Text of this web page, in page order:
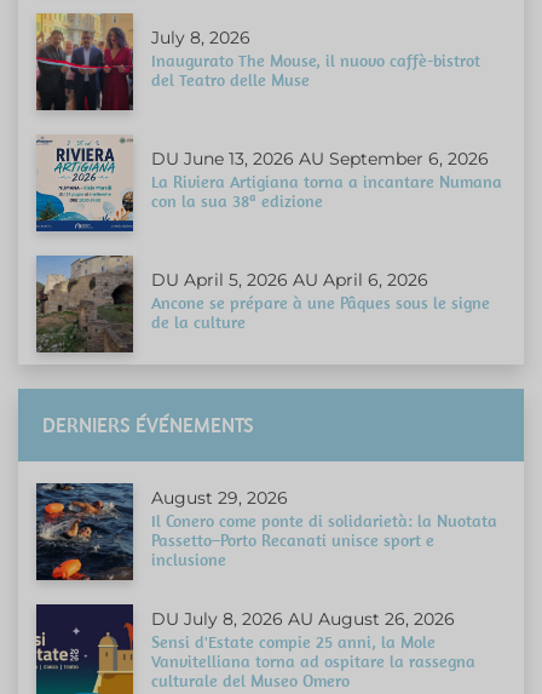
July 8, 2026
Inaugurato The Mouse, il nuovo caffè-bistrot
del Teatro delle Muse
DU June 13, 2026 AU September 6, 2026
La Riviera Artigiana torna a incantare Numana
con la sua 38ª edizione
DU April 5, 2026 AU April 6, 2026
Ancone se prépare à une Pâques sous le signe
de la culture
DERNIERS ÉVÉNEMENTS
August 29, 2026
Il Conero come ponte di solidarietà: la Nuotata
Passetto–Porto Recanati unisce sport e
inclusione
DU July 8, 2026 AU August 26, 2026
Sensi d'Estate compie 25 anni, la Mole
Vanvitelliana torna ad ospitare la rassegna
culturale del Museo Omero